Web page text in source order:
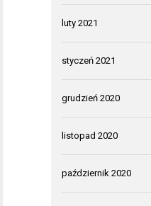
luty 2021
styczeń 2021
grudzień 2020
listopad 2020
październik 2020